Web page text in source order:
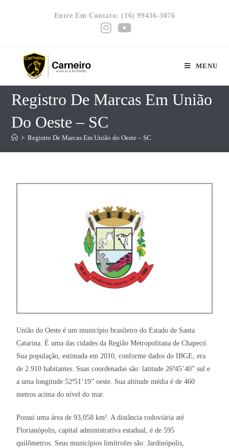
Entre Em Contato: (16) 99436-3076
MENU
Registro De Marcas Em União
Do Oeste – SC
> Registro De Marcas Em União do Oeste – SC
União do Oeste é um município brasileiro do Estado de Santa
Catarina. É uma das cidades da Região Metropolitana de Chapecó.
Sua população, estimada em 2010, conforme dados do IBGE, era
de 2.910 habitantes. Suas coordenadas são: latitude 26º45’40” sul e
a uma longitude 52º51’19” oeste. Sua altitude média é de 460
metros acima do nível do mar.
Possui uma área de 93,058 km². A distância rodoviária até
Florianópolis, capital administrativa estadual, é de 595
quilômetros. Seus municípios limítrofes são: Jardinópolis,